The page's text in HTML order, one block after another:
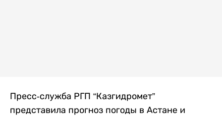
Пресс-служба РГП “Казгидромет”
представила прогноз погоды в Астане и